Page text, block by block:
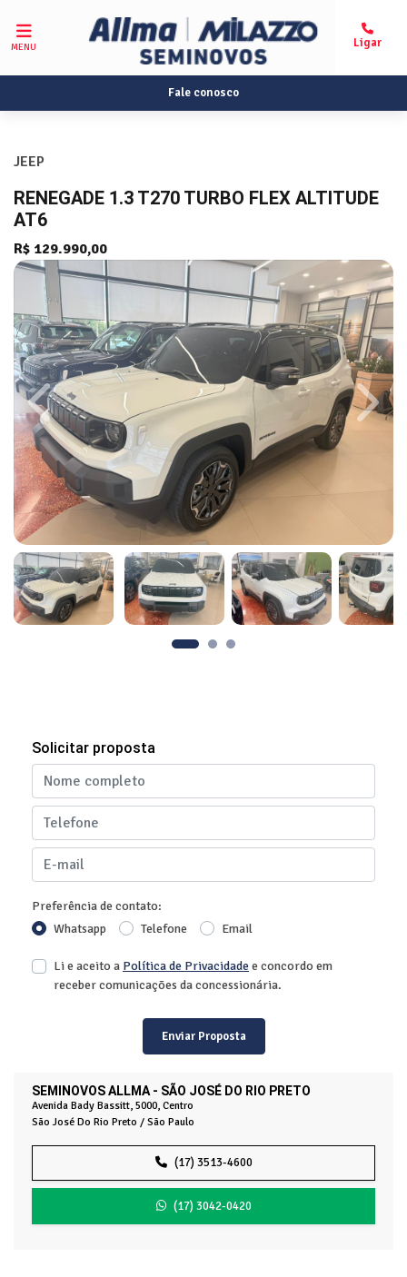
MENU
Fale conosco
JEEP
RENEGADE 1.3 T270 TURBO FLEX ALTITUDE
AT6
R$ 129.990,00
Previous Next
SEMINOVOS ALLMA - SÃO JOSÉ DO RIO PRETO
Avenida Bady Bassitt, 5000, Centro
São José Do Rio Preto / São Paulo
(17) 3513-4600
(17) 3042-0420
Solicitar proposta
Preferência de contato:
Whatsapp
Telefone Email
Li e aceito a Política de Privacidadee concordo em
receber comunicações da concessionária.
Enviar Proposta